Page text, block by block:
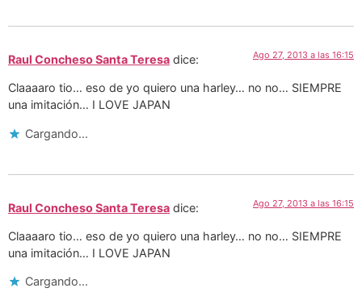
Raul Concheso Santa Teresa dice: Ago 27, 2013 a las 16:15
Claaaaro tio… eso de yo quiero una harley… no no… SIEMPRE
una imitación… I LOVE JAPAN
Cargando...
Raul Concheso Santa Teresa dice: Ago 27, 2013 a las 16:15
Claaaaro tio… eso de yo quiero una harley… no no… SIEMPRE
una imitación… I LOVE JAPAN
Cargando...